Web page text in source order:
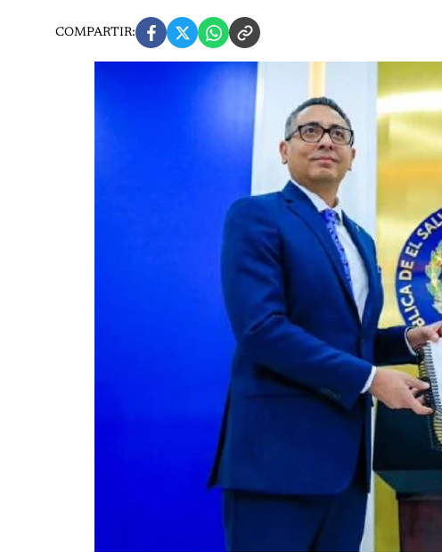
COMPARTIR: